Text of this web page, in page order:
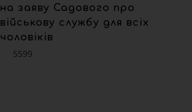
на заяву Садового про
військову службу для всіх
чоловіків
5599